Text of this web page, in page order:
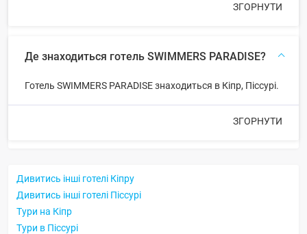
ЗГОРНУТИ
Де знаходиться готель SWIMMERS PARADISE?
Готель SWIMMERS PARADISE знаходиться в Кіпр, Піссурі.
ЗГОРНУТИ
Дивитись інші готелі Кіпру
Дивитись інші готелі Піссурі
Тури на Кіпр
Тури в Піссурі